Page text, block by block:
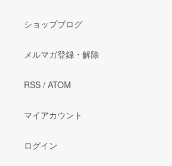
ショップブログ
メルマガ登録・解除
RSS / ATOM
マイアカウント
ログイン